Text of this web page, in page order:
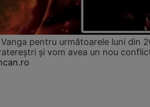
pentru următoarele luni din
și vom avea un nou